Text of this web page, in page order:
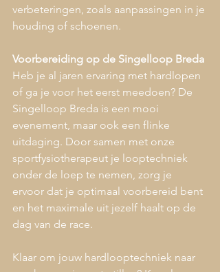
verbeteringen, zoals aanpassingen in je
houding of schoenen.
Voorbereiding op de Singelloop Breda
Heb je al jaren ervaring met hardlopen
of ga je voor het eerst meedoen? De
Singelloop Breda is een mooi
evenement, maar ook een flinke
uitdaging. Door samen met onze
sportfysiotherapeut je looptechniek
onder de loep te nemen, zorg je
ervoor dat je optimaal voorbereid bent
en het maximale uit jezelf haalt op de
dag van de race.
Klaar om jouw hardlooptechniek naar